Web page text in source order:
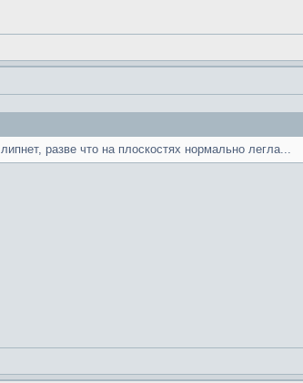
разве что на плоскостях нормально легла...